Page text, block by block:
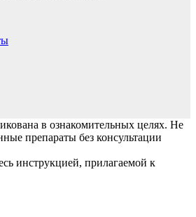
в ознакомительных целях. Не
препараты без консультации
инструкцией, прилагаемой к